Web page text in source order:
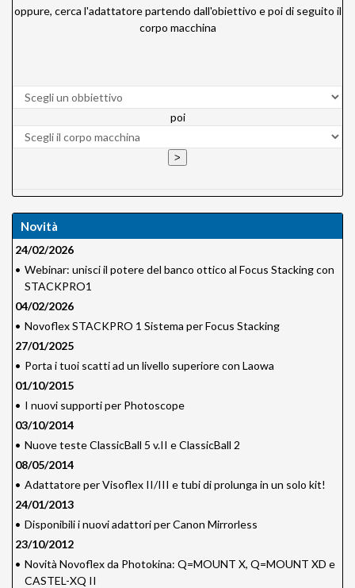
oppure, cerca l'adattatore partendo dall'obiettivo e poi di seguito il
corpo macchina
poi
Novità
24/02/2026
• Webinar: unisci il potere del banco ottico al Focus Stacking con
STACKPRO1
04/02/2026
• Novoflex STACKPRO 1 Sistema per Focus Stacking
27/01/2025
• Porta i tuoi scatti ad un livello superiore con Laowa
01/10/2015
• I nuovi supporti per Photoscope
03/10/2014
• Nuove teste ClassicBall 5 v.II e ClassicBall 2
08/05/2014
• Adattatore per Visoflex II/III e tubi di prolunga in un solo kit!
24/01/2013
• Disponibili i nuovi adattori per Canon Mirrorless
23/10/2012
• Novità Novoflex da Photokina: Q=MOUNT X, Q=MOUNT XD e
CASTEL-XQ II